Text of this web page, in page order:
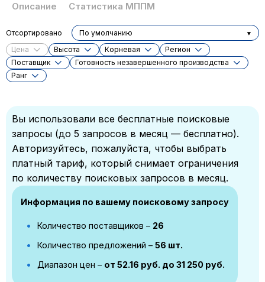
Описание
Статистика МППМ
Цена Высота Корневая
Регион
Поставщик
Готовность незавершенного производства
Ранг
Отсортировано По умолчанию
Вы использовали все бесплатные поисковые
запросы (до 5 запросов в месяц — бесплатно).
Авторизуйтесь, пожалуйста, чтобы выбрать
платный тариф, который снимает ограничения
по количеству поисковых запросов в месяц.
Информация по вашему поисковому запросу
Количество поставщиков – 26
Количество предложений – 56 шт.
Диапазон цен – от 52.16 руб. до 31 250 руб.